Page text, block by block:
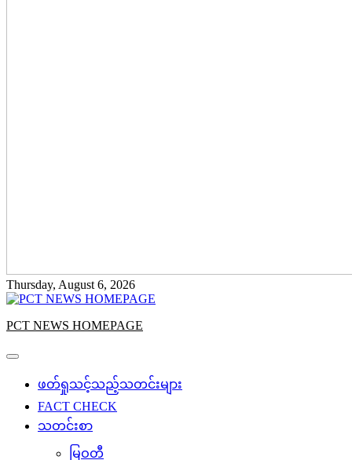
Thursday, August 6, 2026
PCT NEWS HOMEPAGE
ဖတ်ရှုသင့်သည့်သတင်းများ
FACT CHECK
သတင်းစာ
မြဝတီ